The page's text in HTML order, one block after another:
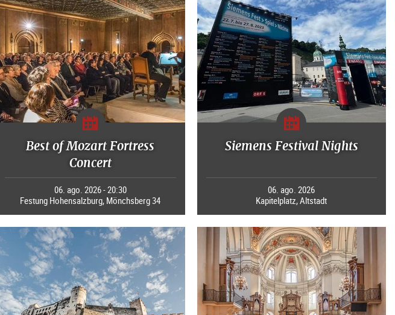
Best of Mozart Fortress
Concert
06. ago. 2026 - 20:30
Festung Hohensalzburg, Mönchsberg 34
Siemens Festival Nights
06. ago. 2026
Kapitelplatz, Altstadt